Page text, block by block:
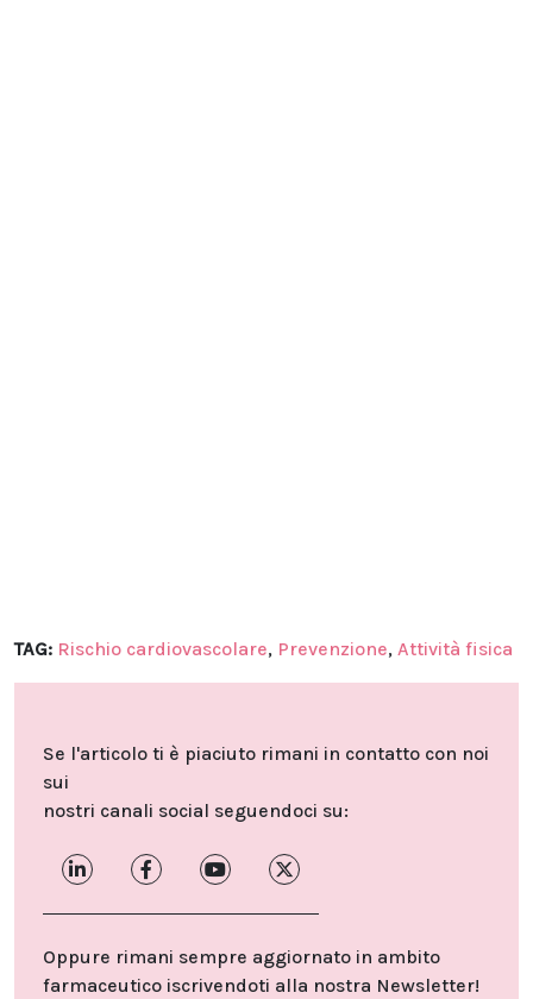
TAG: Rischio cardiovascolare, Prevenzione, Attività fisica
Se l'articolo ti è piaciuto rimani in contatto con noi
sui
nostri canali social seguendoci su:
Oppure rimani sempre aggiornato in ambito
farmaceutico iscrivendoti alla nostra Newsletter!